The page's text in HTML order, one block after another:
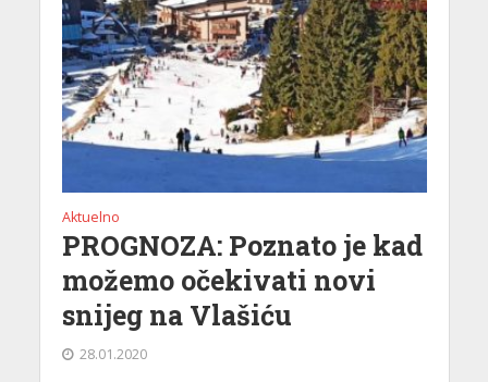
Aktuelno
PROGNOZA: Poznato je kad
možemo očekivati novi
snijeg na Vlašiću
28.01.2020